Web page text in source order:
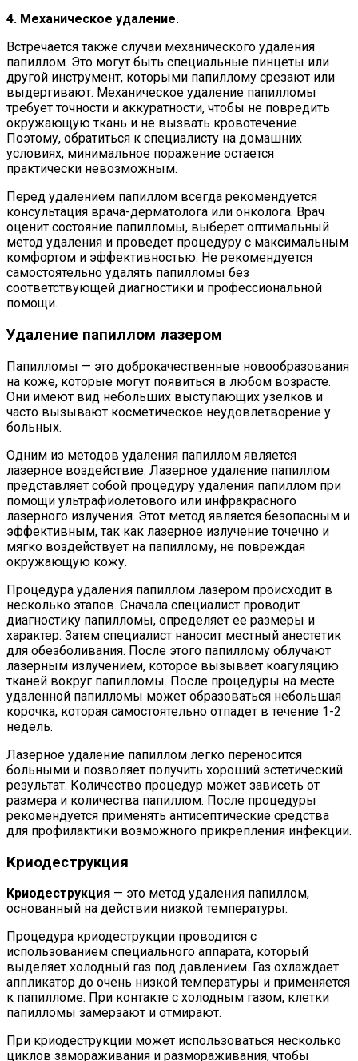
4. Механическое удаление.
Встречается также случаи механического удаления
папиллом. Это могут быть специальные пинцеты или
другой инструмент, которыми папиллому срезают или
выдергивают. Механическое удаление папилломы
требует точности и аккуратности, чтобы не повредить
окружающую ткань и не вызвать кровотечение.
Поэтому, обратиться к специалисту на домашних
условиях, минимальное поражение остается
практически невозможным.
Перед удалением папиллом всегда рекомендуется
консультация врача-дерматолога или онколога. Врач
оценит состояние папилломы, выберет оптимальный
метод удаления и проведет процедуру с максимальным
комфортом и эффективностью. Не рекомендуется
самостоятельно удалять папилломы без
соответствующей диагностики и профессиональной
помощи.
Удаление папиллом лазером
Папилломы — это доброкачественные новообразования
на коже, которые могут появиться в любом возрасте.
Они имеют вид небольших выступающих узелков и
часто вызывают косметическое неудовлетворение у
больных.
Одним из методов удаления папиллом является
лазерное воздействие. Лазерное удаление папиллом
представляет собой процедуру удаления папиллом при
помощи ультрафиолетового или инфракрасного
лазерного излучения. Этот метод является безопасным и
эффективным, так как лазерное излучение точечно и
мягко воздействует на папиллому, не повреждая
окружающую кожу.
Процедура удаления папиллом лазером происходит в
несколько этапов. Сначала специалист проводит
диагностику папилломы, определяет ее размеры и
характер. Затем специалист наносит местный анестетик
для обезболивания. После этого папиллому облучают
лазерным излучением, которое вызывает коагуляцию
тканей вокруг папилломы. После процедуры на месте
удаленной папилломы может образоваться небольшая
корочка, которая самостоятельно отпадет в течение 1-2
недель.
Лазерное удаление папиллом легко переносится
больными и позволяет получить хороший эстетический
результат. Количество процедур может зависеть от
размера и количества папиллом. После процедуры
рекомендуется применять антисептические средства
для профилактики возможного прикрепления инфекции.
Криодеструкция
Криодеструкция — это метод удаления папиллом,
основанный на действии низкой температуры.
Процедура криодеструкции проводится с
использованием специального аппарата, который
выделяет холодный газ под давлением. Газ охлаждает
аппликатор до очень низкой температуры и применяется
к папилломе. При контакте с холодным газом, клетки
папилломы замерзают и отмирают.
При криодеструкции может использоваться несколько
циклов замораживания и размораживания, чтобы